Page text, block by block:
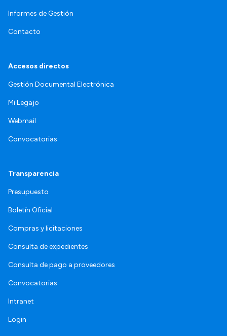
Informes de Gestión
Contacto
Accesos directos
Gestión Documental Electrónica
Mi Legajo
Webmail
Convocatorias
Transparencia
Presupuesto
Boletín Oficial
Compras y licitaciones
Consulta de expedientes
Consulta de pago a proveedores
Convocatorias
Intranet
Login